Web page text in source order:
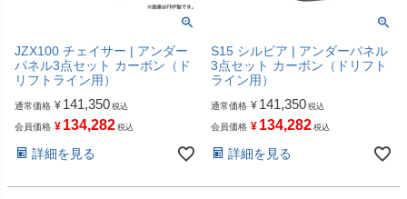
JZX100 チェイサー | アンダー
パネル3点セット カーボン（ド
リフトライン用）
通常価格 ¥ 141,350 税込
会員価格 ¥ 134,282 税込
詳細を見る
S15 シルビア | アンダーパネル
3点セット カーボン（ドリフト
ライン用）
通常価格 ¥ 141,350 税込
会員価格 ¥ 134,282 税込
詳細を見る